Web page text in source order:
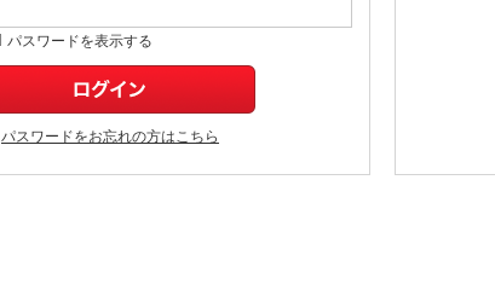
パスワードを表示する
パスワードをお忘れの方はこちら